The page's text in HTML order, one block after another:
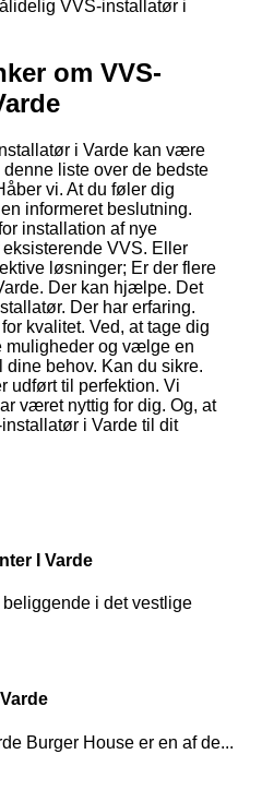
VVS-installatør i
om VVS-
i Varde kan være
liste over de bedste
vi. At du føler dig
informeret beslutning.
installation af nye
VVS. Eller
løsninger; Er der flere
Der kan hjælpe. Det
Der har erfaring.
kvalitet. Ved, at tage dig
muligheder og vælge en
dine behov. Kan du sikre.
udført til perfektion. Vi
været nyttig for dig. Og, at
i Varde til dit
I Varde
i det vestlige
Burger House er en af de...